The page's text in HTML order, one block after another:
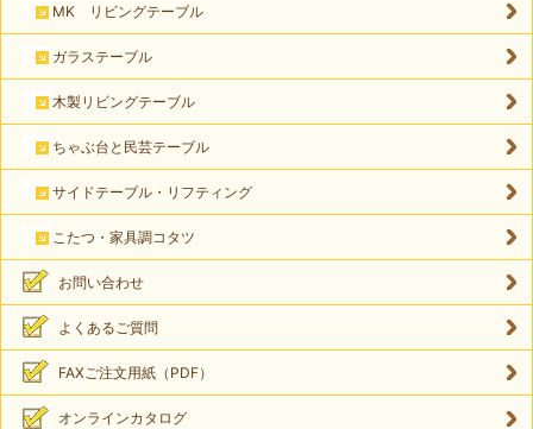
MK リビングテーブル
ガラステーブル
木製リビングテーブル
ちゃぶ台と民芸テーブル
サイドテーブル・リフティング
こたつ・家具調コタツ
お問い合わせ
よくあるご質問
FAXご注文用紙（PDF）
オンラインカタログ